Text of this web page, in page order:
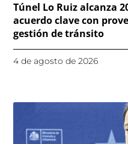
Túnel Lo Ruiz alcanza
acuerdo clave con
gestión de tránsito
4 de agosto de 2026